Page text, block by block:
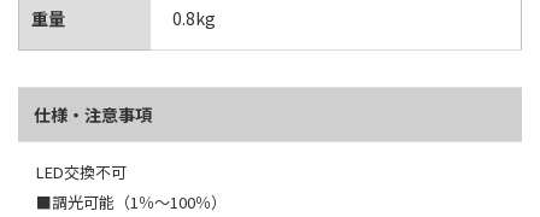
重量 0.8kg
仕様・注意事項
LED交換不可
■調光可能（1％～100％）